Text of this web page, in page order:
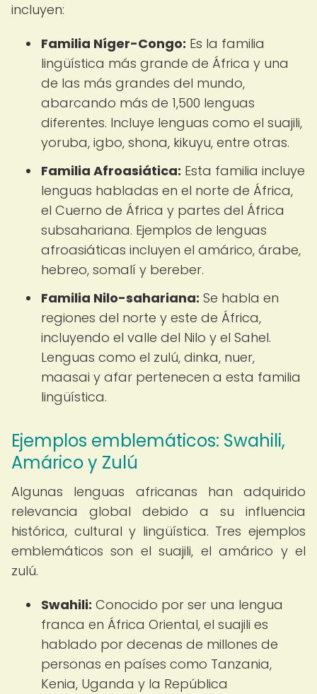
incluyen:
Familia Níger-Congo: Es la familia
lingüística más grande de África y una
de las más grandes del mundo,
abarcando más de 1,500 lenguas
diferentes. Incluye lenguas como el suajili,
yoruba, igbo, shona, kikuyu, entre otras.
Familia Afroasiática: Esta familia incluye
lenguas habladas en el norte de África,
el Cuerno de África y partes del África
subsahariana. Ejemplos de lenguas
afroasiáticas incluyen el amárico, árabe,
hebreo, somalí y bereber.
Familia Nilo-sahariana: Se habla en
regiones del norte y este de África,
incluyendo el valle del Nilo y el Sahel.
Lenguas como el zulú, dinka, nuer,
maasai y afar pertenecen a esta familia
lingüística.
Ejemplos emblemáticos: Swahili,
Amárico y Zulú
Algunas lenguas africanas han adquirido
relevancia global debido a su influencia
histórica, cultural y lingüística. Tres ejemplos
emblemáticos son el suajili, el amárico y el
zulú.
Swahili: Conocido por ser una lengua
franca en África Oriental, el suajili es
hablado por decenas de millones de
personas en países como Tanzania,
Kenia, Uganda y la República